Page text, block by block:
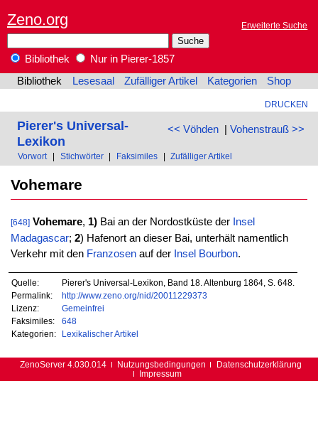
Zeno.org Erweiterte Suche
Bibliothek
Nur in Pierer-1857
Bibliothek
Lesesaal Zufälliger Artikel Kategorien Shop
DRUCKEN
<< Vöhden| Vohenstrauß >>
Pierer's Universal-
Lexikon
Vorwort Stichwörter Faksimiles Zufälliger Artikel
Vohemare
[648] Vohemare, 1)Bai an der Nordostküste der Insel
Madagascar; 2) Hafenort an dieser Bai, unterhält namentlich
Verkehr mit den Franzosenauf der Insel Bourbon.
Quelle:
Pierer's Universal-Lexikon, Band 18. Altenburg 1864, S. 648.
Permalink:
http://www.zeno.org/nid/20011229373
Lizenz:
Gemeinfrei
Faksimiles:
648
Kategorien:
Lexikalischer Artikel
ZenoServer 4.030.014 Nutzungsbedingungen
Datenschutzerklärung
Impressum